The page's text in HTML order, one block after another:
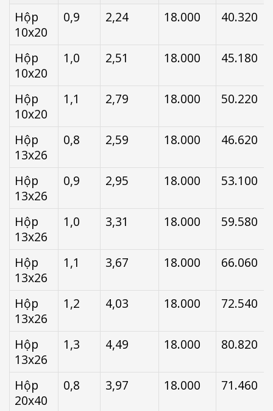
Hộp
10x20
0,9 2,24 18.000 40.320
Hộp
10x20
1,0 2,51 18.000 45.180
Hộp
10x20
1,1 2,79 18.000 50.220
Hộp
13x26
0,8 2,59 18.000 46.620
Hộp
13x26
0,9 2,95 18.000 53.100
Hộp
13x26
1,0 3,31 18.000 59.580
Hộp
13x26
1,1 3,67 18.000 66.060
Hộp
13x26
1,2 4,03 18.000 72.540
Hộp
13x26
1,3 4,49 18.000 80.820
Hộp
20x40
0,8 3,97 18.000 71.460